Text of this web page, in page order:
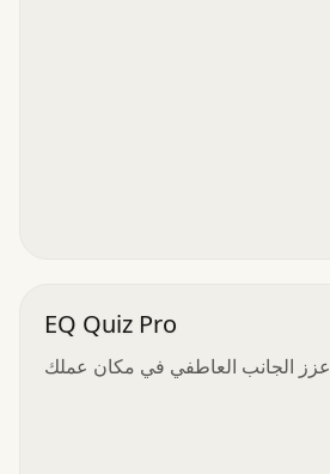
EQ Quiz Pro
عزز الجانب العاطفي في مكان عملك